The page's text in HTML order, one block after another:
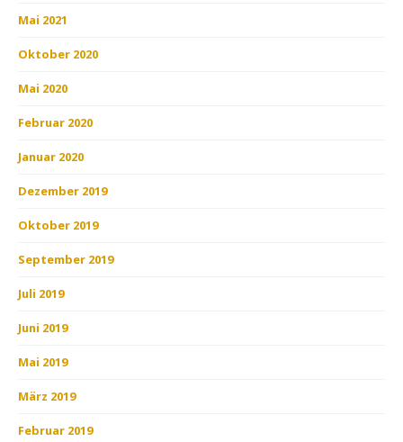
Mai 2021
Oktober 2020
Mai 2020
Februar 2020
Januar 2020
Dezember 2019
Oktober 2019
September 2019
Juli 2019
Juni 2019
Mai 2019
März 2019
Februar 2019